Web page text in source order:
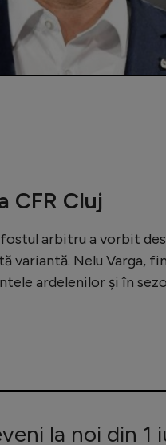
CFR Cluj
arbitru a vorbit
variantă. Nelu Varga,
ardelenilor și în
la noi din 1